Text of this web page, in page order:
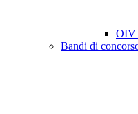
OIV
Bandi di